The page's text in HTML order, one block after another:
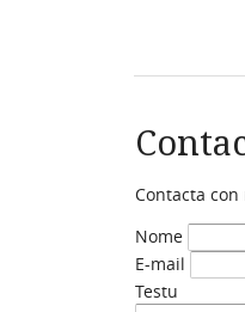
Contacta con
Nome
E-mail
Testu